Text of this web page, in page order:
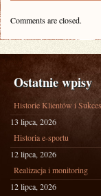
Comments are closed.
Ostatnie wpisy
Historie Klientów i
13 lipca, 2026
Historia e-sportu
12 lipca, 2026
Realizacja i monitoring
12 lipca, 2026